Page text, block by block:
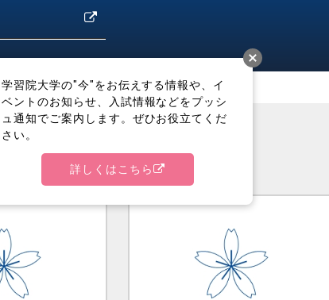
学習院大学の"今"をお伝えする情報や、イ
ベントのお知らせ、入試情報などをプッシ
ュ通知でご案内します。ぜひお役立てくだ
さい。
詳しくはこちら